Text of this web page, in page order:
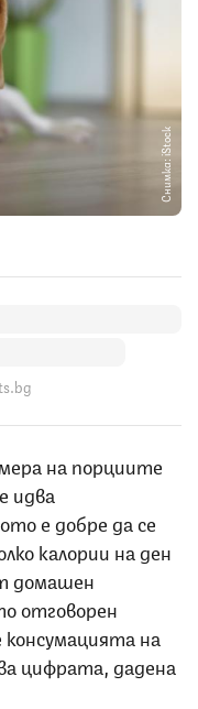
Снимка: iStock
на порциите
идва
е добре да се
калории на ден
домашен
отговорен
на
цифрата, дадена